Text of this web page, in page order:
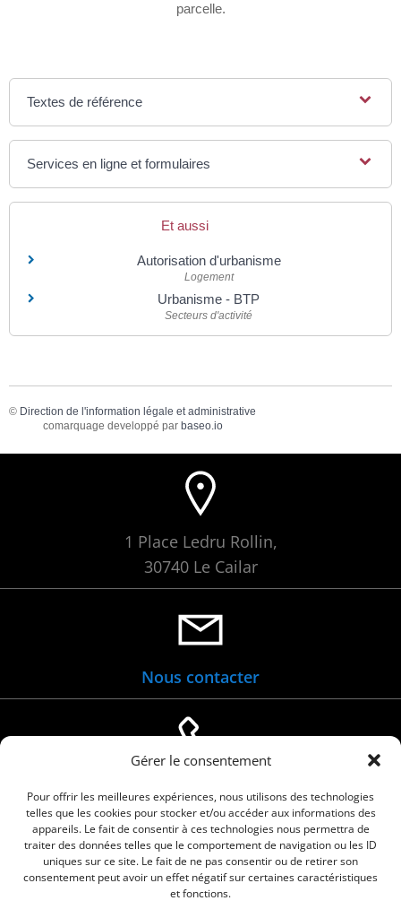
Gérer le consentement
Pour offrir les meilleures expériences, nous utilisons des technologies
telles que les cookies pour stocker et/ou accéder aux informations des
appareils. Le fait de consentir à ces technologies nous permettra de
traiter des données telles que le comportement de navigation ou les ID
uniques sur ce site. Le fait de ne pas consentir ou de retirer son
consentement peut avoir un effet négatif sur certaines caractéristiques
et fonctions.
parcelle.
Textes de référence
Services en ligne et formulaires
Et aussi
Autorisation d'urbanisme
Logement
Urbanisme - BTP
Secteurs d'activité
© Direction de l'information légale et administrative
comarquage developpé par baseo.io
1 Place Ledru Rollin,
30740 Le Cailar
Nous contacter
04 66 88 01 05